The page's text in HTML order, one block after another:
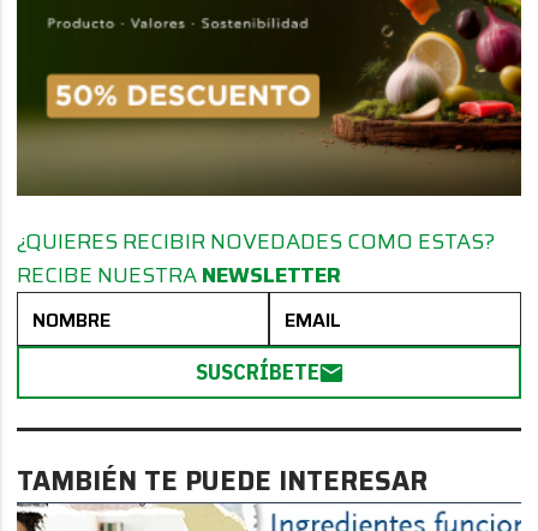
¿QUIERES RECIBIR NOVEDADES COMO ESTAS?
RECIBE NUESTRANEWSLETTER
SUSCRÍBETE
TAMBIÉN TE PUEDE INTERESAR